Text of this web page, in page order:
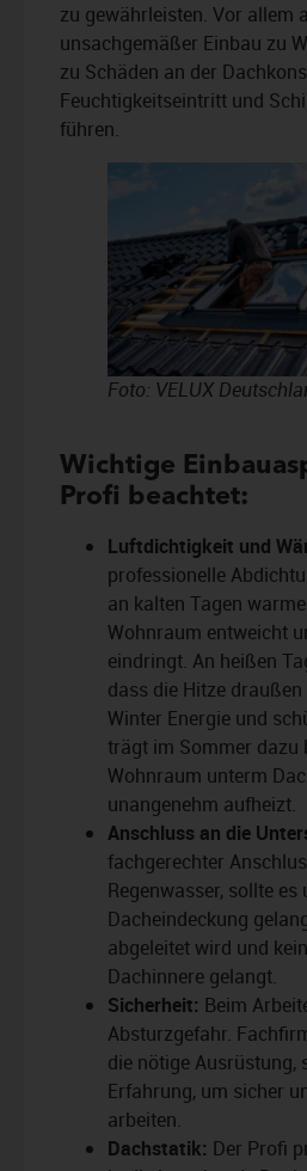
zu gewährleisten. Vor allem
unsachgemäßer Einbau zu
zu Schäden an der
Feuchtigkeitseintritt und
führen.
Foto: VELUX
Wichtige
Profi beachtet:
Luftdichtigkeit und
professionelle
an kalten Tagen
Wohnraum entweicht
eindringt. An heißen
dass die Hitze
Winter Energie und
trägt im Sommer dazu
Wohnraum unterm
unangenehm aufheizt.
Anschluss an die
fachgerechter
Regenwasser, sollte es
Dacheindeckung
abgeleitet wird und
Dachinnere gelangt.
Sicherheit: Beim
Absturzgefahr.
die nötige Ausrüstung,
Erfahrung, um sicher
arbeiten.
Dachstatik: Der Profi